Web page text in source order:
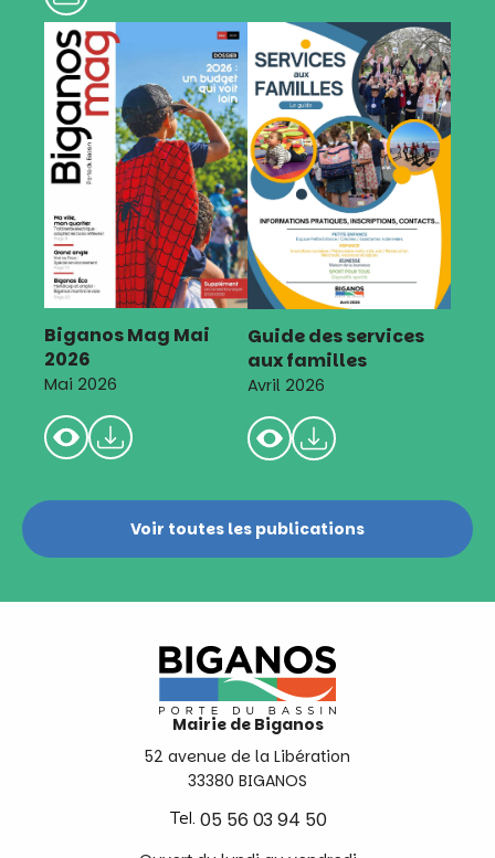
Biganos Mag Mai
2026
Mai 2026
Guide des services
aux familles
Avril 2026
Voir toutes les publications
Mairie de Biganos
52 avenue de la Libération
33380 BIGANOS
Tel. 05 56 03 94 50